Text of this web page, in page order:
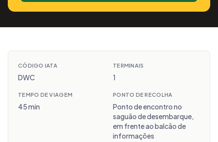
CÓDIGO IATA
DWC
TERMINAIS
1
TEMPO DE VIAGEM
45 min
PONTO DE RECOLHA
Ponto de encontro no
saguão de desembarque,
em frente ao balcão de
informações